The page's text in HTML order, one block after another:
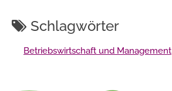
Schlagwörter
Betriebswirtschaft und Management